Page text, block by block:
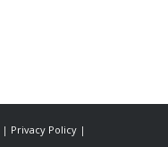
| Privacy Policy |